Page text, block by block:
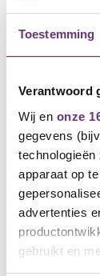
Toestemming
Verantwoord
Wij en onze
gegevens
apparaat op
advertenties
gebruikt en
Zoals ik in
PMI. Wij
gemaakt. Je
is, maar dat
PMI een
laten zien.
wat ons
Vraag je